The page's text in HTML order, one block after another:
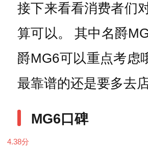
接下来看看消费者们
算可以。 其中名爵
爵MG6可以重点考虑
最靠谱的还是要多去
MG6口碑
4.38分